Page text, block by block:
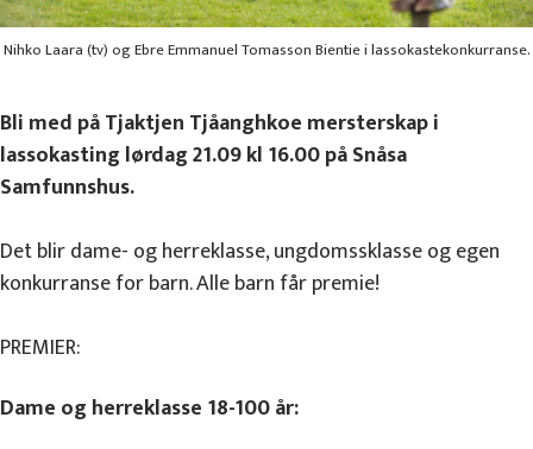
Nihko Laara (tv) og Ebre Emmanuel Tomasson Bientie i lassokastekonkurranse.
Bli med på Tjaktjen Tjåanghkoe mersterskap i
lassokasting lørdag 21.09 kl 16.00 på Snåsa
Samfunnshus.
Det blir dame- og herreklasse, ungdomssklasse og egen
konkurranse for barn. Alle barn får premie!
PREMIER:
Dame og herreklasse 18-100 år: